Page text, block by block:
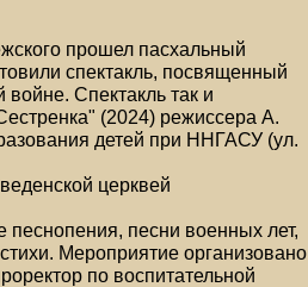
прошел пасхальный
спектакль, посвященный
Спектакль так и
(2024) режиссера А.
детей при ННГАСУ (ул.
церквей
песни военных лет,
Мероприятие организовано
по воспитательной